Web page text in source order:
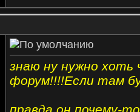
знаю ну нужно хоть
форум!!!!Если там